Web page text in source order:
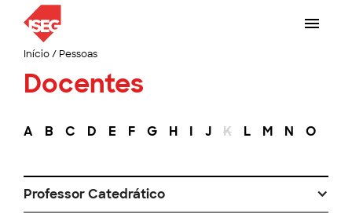
Início/ Pessoas
Docentes
A B C D E F G H I J K L M N O
Professor Catedrático